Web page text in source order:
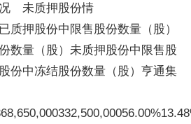
未质押股份情
限售股份数量（股）
数量（股）未质押股份中限售股
份中冻结股份数量（股）亨通集